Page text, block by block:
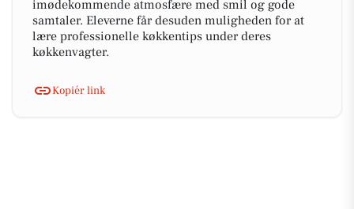
imødekommende atmosfære med smil og gode
samtaler. Eleverne får desuden muligheden for at
lære professionelle køkkentips under deres
køkkenvagter.
Kopiér link